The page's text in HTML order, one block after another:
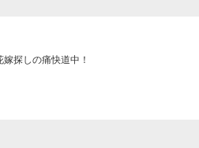
探しの痛快道中！